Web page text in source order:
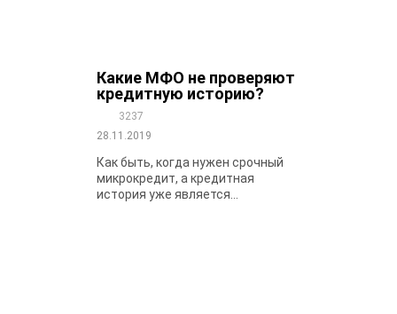
Какие МФО не проверяют
кредитную историю?
3237
28.11.2019
Как быть, когда нужен срочный
микрокредит, а кредитная
история уже является...